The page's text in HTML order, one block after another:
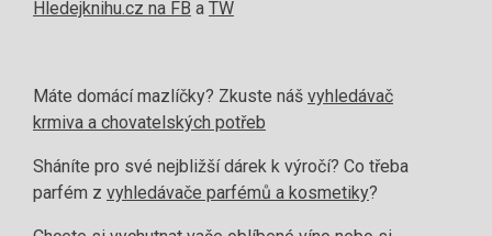
Hledejknihu.cz na FB a TW
Máte domácí mazlíčky? Zkuste náš vyhledávač
krmiva a chovatelských potřeb
Sháníte pro své nejbližší dárek k výročí? Co třeba
parfém z vyhledávače parfémů a kosmetiky?